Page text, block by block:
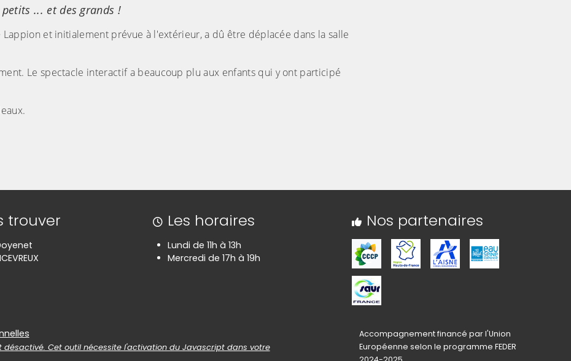
... et des grands !
et initialement prévue à l'extérieur, a dû être déplacée dans la salle
Le spectacle interactif a beaucoup plu aux enfants qui y ont participé
trouver Les horaires
Lundi de 11h à 13h
Mercredi de 17h à 19h
Nos partenaires
désactivé. Cet outil nécessite l'activation du Javascript dans votre
Accompagnement financé par l'Union
Européenne selon le programme FEDER